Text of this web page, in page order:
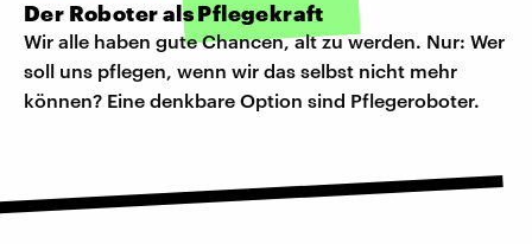
Der Roboter als Pflegekraft
Wir alle haben gute Chancen, alt zu werden. Nur: Wer
soll uns pflegen, wenn wir das selbst nicht mehr
können? Eine denkbare Option sind Pflegeroboter.